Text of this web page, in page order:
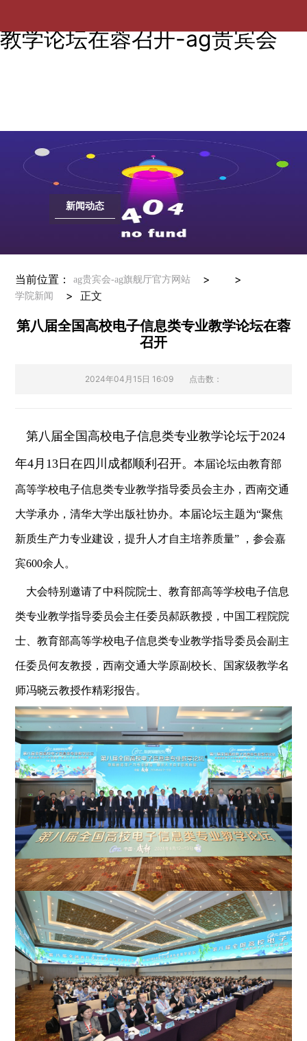
教学论坛在蓉召开-ag贵宾会
新闻动态
当前位置： ag贵宾会-ag旗舰厅官方网站 > >
学院新闻 > 正文
第八届全国高校电子信息类专业教学论坛在蓉
召开
2024年04月15日 16:09 点击数：
第八届全国高校电子信息类专业教学论坛于2024
年4月13日在四川成都顺利召开。本届论坛由教育部
高等学校电子信息类专业教学指导委员会主办，西南交通
大学承办，清华大学出版社协办。本届论坛主题为“聚焦
新质生产力专业建设，提升人才自主培养质量” ，参会嘉
宾600余人。
大会特别邀请了中科院院士、教育部高等学校电子信息
类专业教学指导委员会主任委员郝跃教授，中国工程院院
士、教育部高等学校电子信息类专业教学指导委员会副主
任委员何友教授，西南交通大学原副校长、国家级教学名
师冯晓云教授作精彩报告。